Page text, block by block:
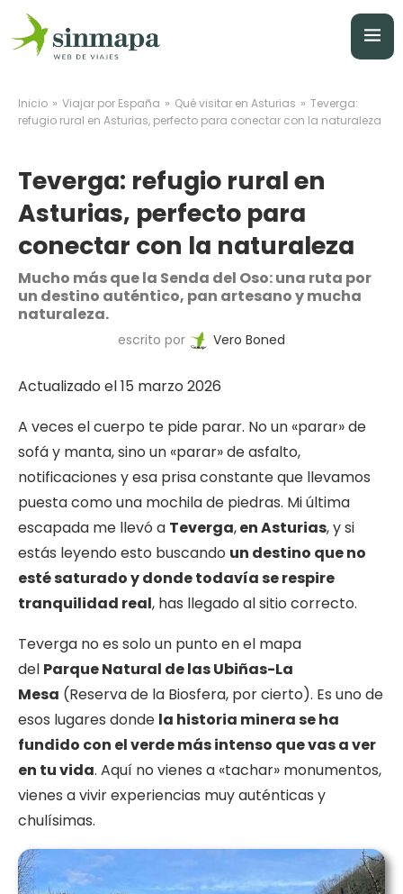
Inicio » Viajar por España » Qué visitar en Asturias » Teverga:
refugio rural en Asturias, perfecto para conectar con la naturaleza
Teverga: refugio rural en
Asturias, perfecto para
conectar con la naturaleza
Mucho más que la Senda del Oso: una ruta por
un destino auténtico, pan artesano y mucha
naturaleza.
escrito por Vero Boned
Actualizado el 15 marzo 2026
A veces el cuerpo te pide parar. No un «parar» de
sofá y manta, sino un «parar» de asfalto,
notificaciones y esa prisa constante que llevamos
puesta como una mochila de piedras. Mi última
escapada me llevó a Teverga,en Asturias, y si
estás leyendo esto buscando un destino que no
esté saturado y donde todavía se respire
tranquilidad real, has llegado al sitio correcto.
Teverga no es solo un punto en el mapa
del Parque Natural de las Ubiñas-La
Mesa (Reserva de la Biosfera, por cierto). Es uno de
esos lugares donde la historia minera se ha
fundido con el verde más intenso que vas a ver
en tu vida. Aquí no vienes a «tachar» monumentos,
vienes a vivir experiencias muy auténticas y
chulísimas.